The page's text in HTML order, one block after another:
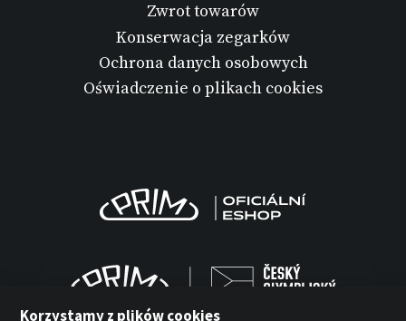
Zwrot towarów
Konserwacja zegarków
Ochrona danych osobowych
Oświadczenie o plikach cookies
Korzystamy z plików cookies